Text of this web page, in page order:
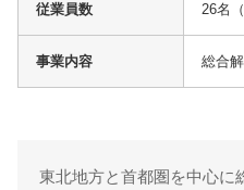
従業員数 26名
事業内容 総合
東北地方と首都圏を中心に